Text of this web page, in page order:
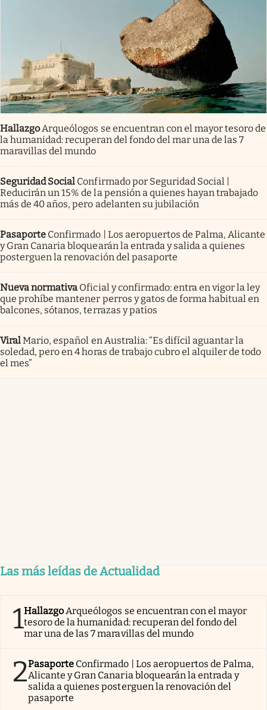
Hallazgo Arqueólogos se encuentran con el mayor tesoro de
la humanidad: recuperan del fondo del mar una de las 7
maravillas del mundo
Seguridad Social Confirmado por Seguridad Social |
Reducirán un 15% de la pensión a quienes hayan trabajado
más de 40 años, pero adelanten su jubilación
Pasaporte Confirmado | Los aeropuertos de Palma, Alicante
y Gran Canaria bloquearán la entrada y salida a quienes
posterguen la renovación del pasaporte
Nueva normativa Oficial y confirmado: entra en vigor la ley
que prohíbe mantener perros y gatos de forma habitual en
balcones, sótanos, terrazas y patios
ViralMario, español en Australia: “Es difícil aguantar la
soledad, pero en 4 horas de trabajo cubro el alquiler de todo
el mes”
Las más leídas de Actualidad
1Hallazgo Arqueólogos se encuentran con el mayor
tesoro de la humanidad: recuperan del fondo del
mar una de las 7 maravillas del mundo
2Pasaporte Confirmado | Los aeropuertos de Palma,
Alicante y Gran Canaria bloquearán la entrada y
salida a quienes posterguen la renovación del
pasaporte